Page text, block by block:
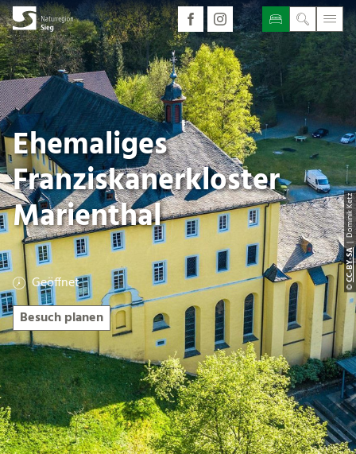
©
CC-BY-SA
| Dominik Ketz
Ehemaliges
Franziskanerkloster
Marienthal
Geöffnet
Besuch planen